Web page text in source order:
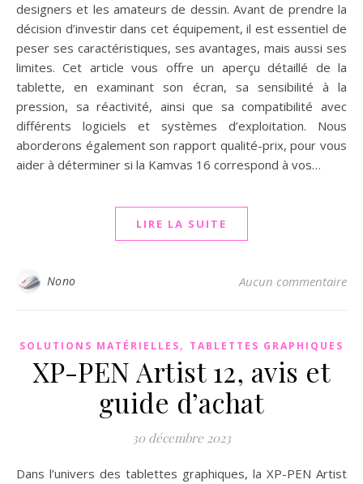
designers et les amateurs de dessin. Avant de prendre la
décision d’investir dans cet équipement, il est essentiel de
peser ses caractéristiques, ses avantages, mais aussi ses
limites. Cet article vous offre un aperçu détaillé de la
tablette, en examinant son écran, sa sensibilité à la
pression, sa réactivité, ainsi que sa compatibilité avec
différents logiciels et systèmes d’exploitation. Nous
aborderons également son rapport qualité-prix, pour vous
aider à déterminer si la Kamvas 16 correspond à vos…
LIRE LA SUITE
Nono Aucun commentaire
SOLUTIONS MATÉRIELLES, TABLETTES GRAPHIQUES
XP-PEN Artist 12, avis et
guide d’achat
30 décembre 2023
Dans l’univers des tablettes graphiques, la XP-PEN Artist